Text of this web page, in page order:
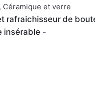
, Céramique et verre
rafraichisseur de
insérable -